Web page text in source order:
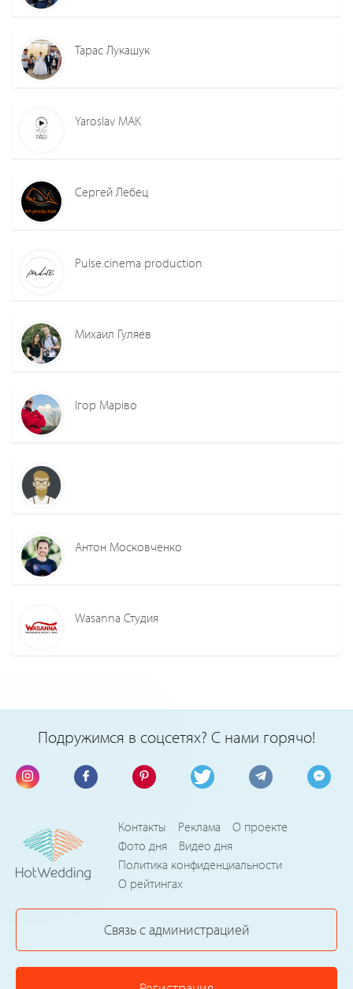
Тарас Лукашук
Yaroslav MAK
Сергей Лебец
Pulse.cinema production
Михаил Гуляев
Ігор Маріво
Антон Московченко
Wasanna Студия
Подружимся в соцсетях? С нами горячо!
Контакты Реклама
О проекте
Фото дня
Видео дня
Политика конфиденциальности
О рейтингах
Связь с администрацией